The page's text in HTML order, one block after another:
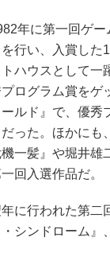
年に第一回ゲー
行い、入賞した
トハウスとして一
ログラム賞をゲ
ルド』で、優秀
った。ほかにも
一髪』や堀井雄
回入選作品だ。
に行われた第二
シンドローム』